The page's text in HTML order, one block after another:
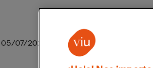
05/07/2021 Actualizado: 06/11/2023